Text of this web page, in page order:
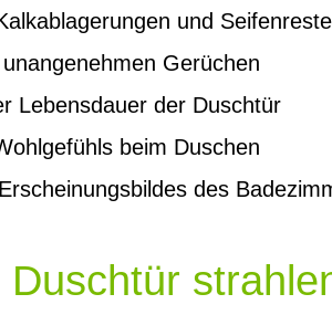
und
Gerüchen
Lebensdauer der Duschtür
beim Duschen
des